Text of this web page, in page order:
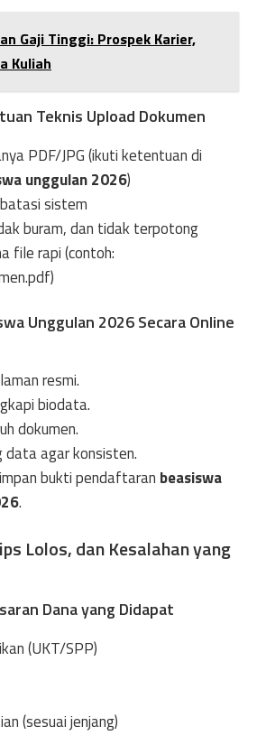
Gaji Tinggi: Prospek Karier,
Kuliah
Teknis Upload Dokumen
PDF/JPG (ikuti ketentuan di
unggulan 2026)
sistem
buram, dan tidak terpotong
file rapi (contoh:
Unggulan 2026 Secara Online
resmi.
biodata.
dokumen.
data agar konsisten.
bukti pendaftaran beasiswa
.
Lolos, dan Kesalahan yang
Dana yang Didapat
(UKT/SPP)
(sesuai jenjang)